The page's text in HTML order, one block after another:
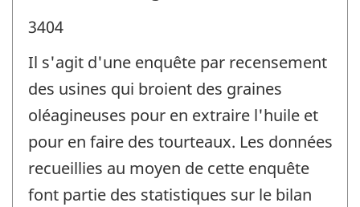
3404
Il s'agit d'une enquête par recensement
des usines qui broient des graines
oléagineuses pour en extraire l'huile et
pour en faire des tourteaux. Les données
recueillies au moyen de cette enquête
font partie des statistiques sur le bilan